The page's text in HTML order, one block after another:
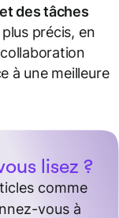
des tâches
précis, en
à une meilleure
lisez ?
comme
vous à